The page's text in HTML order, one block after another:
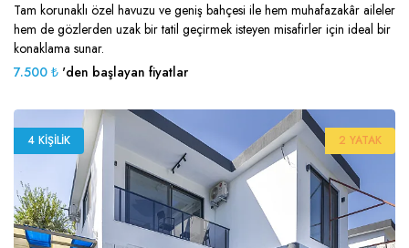
Tam korunaklı özel havuzu ve geniş bahçesi ile hem muhafazakâr aileler
hem de gözlerden uzak bir tatil geçirmek isteyen misafirler için ideal bir
konaklama sunar.
7.500 ₺ 'den başlayan fiyatlar
4 KIŞILIK 2 YATAK